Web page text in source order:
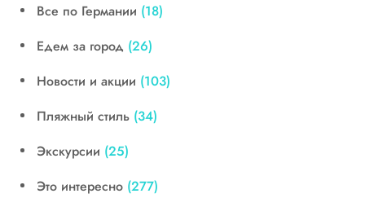
Все по Германии (18)
Едем за город (26)
Новости и акции (103)
Пляжный стиль (34)
Экскурсии (25)
Это интересно (277)